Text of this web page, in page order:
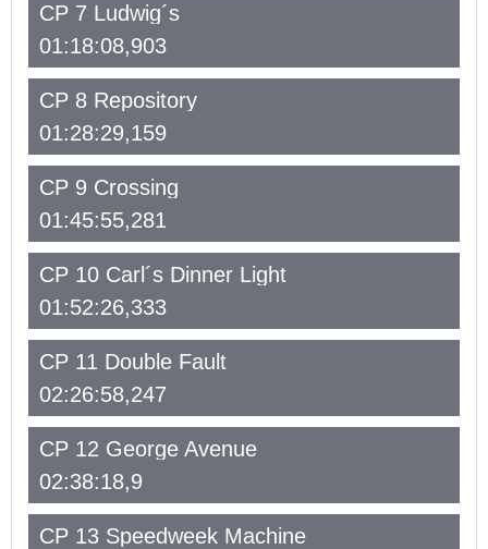
CP 7 Ludwig´s
01:18:08,903
CP 8 Repository
01:28:29,159
CP 9 Crossing
01:45:55,281
CP 10 Carl´s Dinner Light
01:52:26,333
CP 11 Double Fault
02:26:58,247
CP 12 George Avenue
02:38:18,9
CP 13 Speedweek Machine